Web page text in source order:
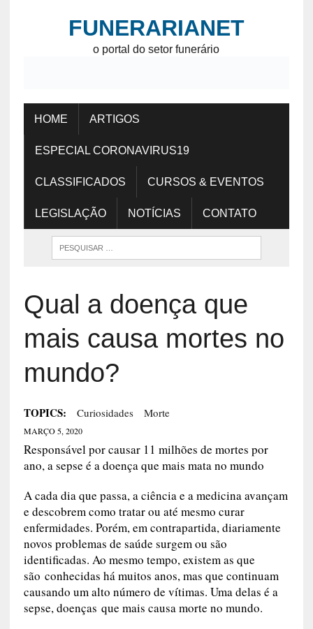
FUNERARIANET
o portal do setor funerário
HOME ARTIGOS
ESPECIAL CORONAVIRUS19
CLASSIFICADOS CURSOS & EVENTOS
LEGISLAÇÃO NOTÍCIAS CONTATO
Qual a doença que
mais causa mortes no
mundo?
TOPICS: Curiosidades Morte
MARÇO 5, 2020
Responsável por causar 11 milhões de mortes por
ano, a sepse é a doença que mais mata no mundo
A cada dia que passa, a ciência e a medicina avançam
e descobrem como tratar ou até mesmo curar
enfermidades. Porém, em contrapartida, diariamente
novos problemas de saúde surgem ou são
identificadas. Ao mesmo tempo, existem as que
são conhecidas há muitos anos, mas que continuam
causando um alto número de vítimas. Uma delas é a
sepse, doenças que mais causa morte no mundo.